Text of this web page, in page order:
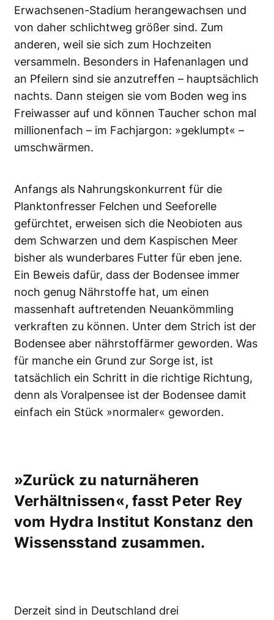
Erwachsenen-Stadium herangewachsen und
von daher schlichtweg größer sind. Zum
anderen, weil sie sich zum Hochzeiten
versammeln. Besonders in Hafenanlagen und
an Pfeilern sind sie anzutreffen – hauptsächlich
nachts. Dann steigen sie vom Boden weg ins
Freiwasser auf und können Taucher schon mal
millionenfach – im Fachjargon: »geklumpt« –
umschwärmen.
Anfangs als Nahrungskonkurrent für die
Planktonfresser Felchen und See­forelle
gefürchtet, erweisen sich die Neobioten aus
dem Schwarzen und dem Kaspischen Meer
bisher als wunderbares Futter für eben jene.
Ein Beweis dafür, dass der Bodensee immer
noch genug Nährstoffe hat, um einen
massenhaft auftretenden Neuankömmling
verkraften zu können. Unter dem Strich ist der
Bodensee aber nährstoffärmer geworden. Was
für manche ein Grund zur Sorge ist, ist
tatsächlich ein Schritt in die richtige Richtung,
denn als Voralpensee ist der Bodensee damit
einfach ein Stück »normaler« geworden.
»Zurück zu naturnäheren
Verhältnissen«, fasst ­Peter Rey
vom Hydra Institut Konstanz den
Wissensstand zusammen.
Derzeit sind in Deutschland drei